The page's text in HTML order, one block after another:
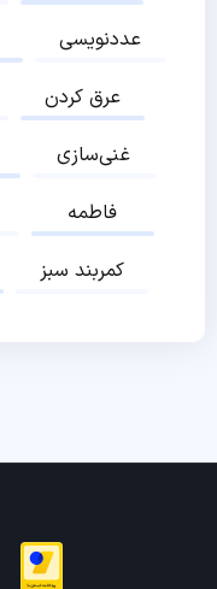
عددنویسی
عرق کردن
غنی‌سازی
فاطمه
کمربند سبز